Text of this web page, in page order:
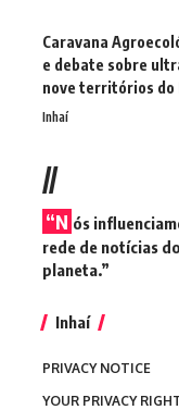
Caravana
e debate sobre
nove territórios do
Inhaí
//
“N ós
rede de notícias
planeta.”
Inhaí
PRIVACY NOTICE
YOUR PRIVACY